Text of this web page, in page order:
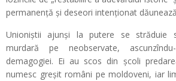
permanență și deseori intenționat
Unioniștii ajunși la putere se străduie
murdară pe neobservate,
demagogiei. Ei au scos din școli
numesc greșit români pe moldoveni, iar